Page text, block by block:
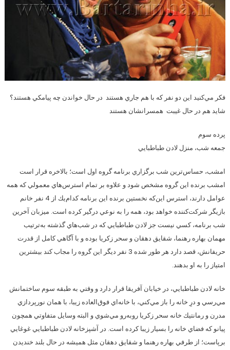
فكر مي‌كنيد اين دو نفر كه با هم جاري هستند در حال خواندن چه پيامكي هستند؟
شايد هم در حال غيبت همسرانشان هستند
پرده سوم
جمعه شب، منزل لادن طباطبايي
امشب، حساس‌ترين شب برگزاري برنامه گروه اول است؛ بالاخره قرار است
امشب برنده اين گروه مشخص شود و علاوه بر تمام استرس‌هاي معمولي كه همه
عوامل دارند، استرس اين‌كه نخستين برنده اين برنامه كدام‌يك از 4 نفر خانم
بازيگر شركت‌كننده خواهد بود، ‌همه را به نوعي درگير كرده است. ميزبان آخرين
شب برنامه، كسي نيست جز لادن طباطبايي كه در شب‌هاي گذشته به‌ترتيب
مهمان بهاره رهنما، شقايق دهقان و سحر زكريا بوده و با آگاهي كامل از قدرت
حريفانش، قصد دارد هر طور شده 3 نفر ديگر اين گروه را مجاب كند بيشترين
امتياز را به او بدهند.
خانه لادن طباطبايي، در خيابان آفريقا قرار دارد و وقتي به طبقه سوم ساختمانش
مي‌رسي و درِ خانه را باز مي‌كني، با خانه‌اي فوق‌العاده زيبا، با همان نورپردازي
مدرن و رمانتيك خانه سحر زكريا روبه‌رو مي‌شوي و البته وسايل متفاوتي همچون
پيانو كه فضاي ‌خانه را بسيار زيبا كرده است. در آشپزخانه لادن طباطبايي غوغايي
برپاست؛ از طرفي بهاره رهنما و شقايق دهقان مثل هميشه در حال بلند خنديدن